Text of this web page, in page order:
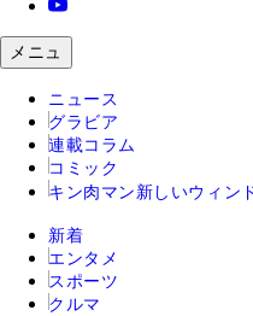
メニュ
ニュース
グラビア
連載コラム
コミック
キン肉マン 新しいウィン
新着
エンタメ
スポーツ
クルマ